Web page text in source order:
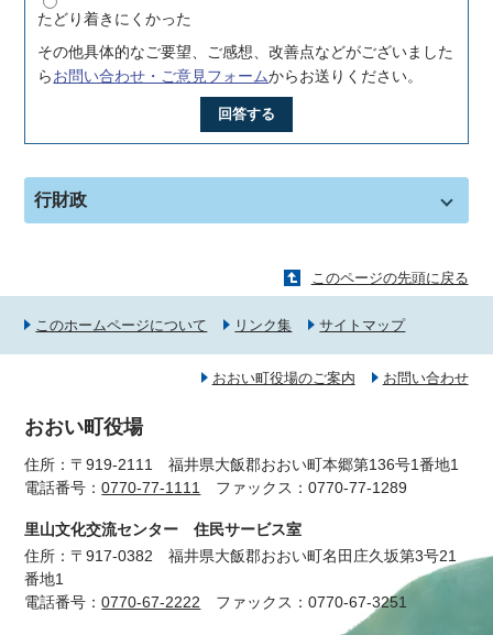
たどり着きにくかった
その他具体的なご要望、ご感想、改善点などがございました
らお問い合わせ・ご意見フォームからお送りください。
回答する
行財政
このページの先頭に戻る
このホームページについて リンク集 サイトマップ
おおい町役場のご案内 お問い合わせ
おおい町役場
住所：〒919-2111 福井県大飯郡おおい町本郷第136号1番地1
電話番号：0770-77-1111 ファックス：0770-77-1289
里山文化交流センター 住民サービス室
住所：〒917-0382 福井県大飯郡おおい町名田庄久坂第3号21
番地1
電話番号：0770-67-2222 ファックス：0770-67-3251